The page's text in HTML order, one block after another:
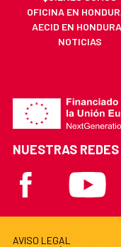
OFICINA EN
AECID EN
NOTICIAS
NUESTRAS
FacebookYoutube
AVISO LEGAL